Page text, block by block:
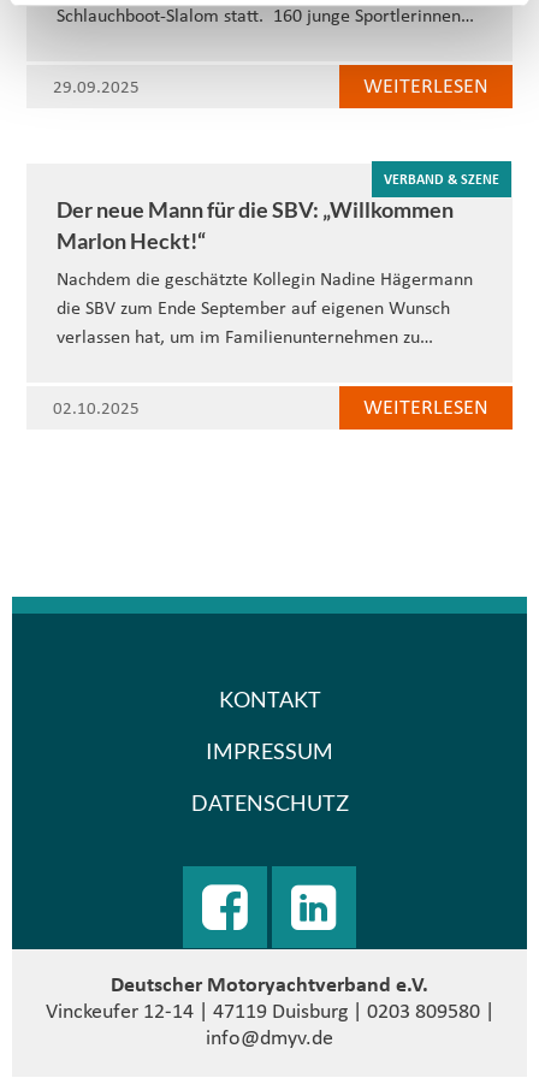
Schlauchboot-Slalom statt. 160 junge Sportlerinnen…
29.09.2025 WEITERLESEN
Der neue Mann für die SBV: „Willkommen
Marlon Heckt!“
Nachdem die geschätzte Kollegin Nadine Hägermann
die SBV zum Ende September auf eigenen Wunsch
verlassen hat, um im Familienunternehmen zu…
02.10.2025 WEITERLESEN
VERBAND & SZENE
KONTAKT
IMPRESSUM
DATENSCHUTZ
Deutscher Motoryachtverband e.V.
Vinckeufer 12-14 | 47119 Duisburg | 0203 809580 |
info@dmyv.de